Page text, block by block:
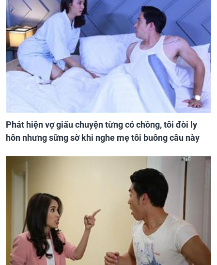
Phát hiện vợ giấu chuyện từng có chồng, tôi đòi ly
hôn nhưng sững sờ khi nghe mẹ tôi buông câu này